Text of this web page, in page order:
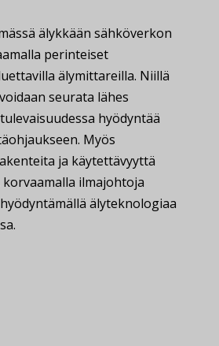
älykkään sähköverkon
perinteiset
älymittareilla. Niillä
seurata lähes
hyödyntää
Myös
ja käytettävyyttä
ilmajohtoja
älyteknologiaa